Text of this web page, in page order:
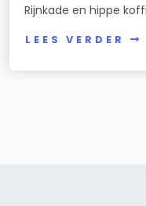
Rijnkade en hippe
LEES VERDER